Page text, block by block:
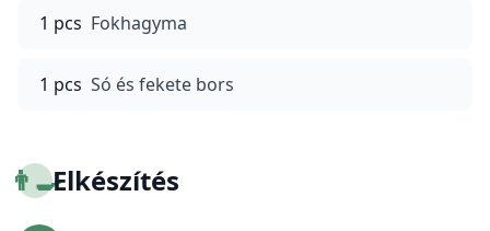
1 pcs Fokhagyma
1 pcs Só és fekete bors
👨‍🍳Elkészítés